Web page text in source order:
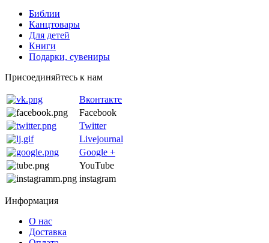
Библии
Канцтовары
Для детей
Книги
Подарки, сувениры
Присоединяйтесь к нам
Вконтакте
Facebook
Twitter
Livejournal
Google +
YouTube
instagram
Информация
О нас
Доставка